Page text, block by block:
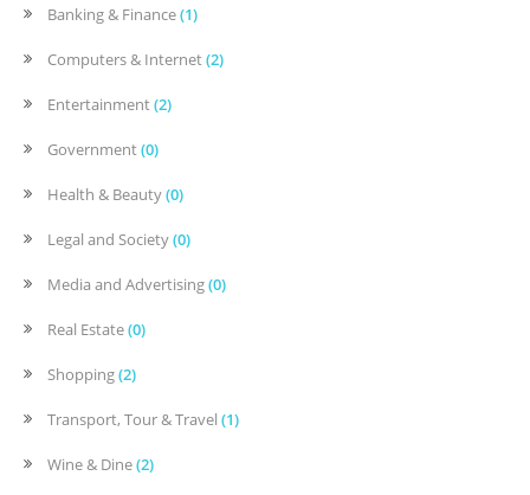
Banking & Finance(1)
Computers & Internet(2)
Entertainment(2)
Government(0)
Health & Beauty(0)
Legal and Society(0)
Media and Advertising(0)
Real Estate(0)
Shopping(2)
Transport, Tour & Travel (1)
Wine & Dine(2)